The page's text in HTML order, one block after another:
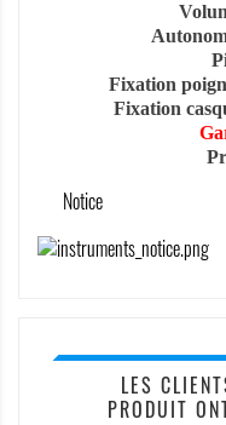
Fixation
Fixation
Notice
LES
PRODUIT